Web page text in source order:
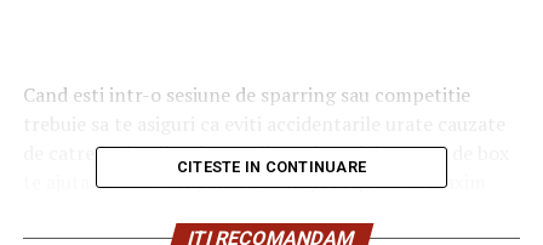
Cand esti intr-o sesiune de sparring sau competitie
de catre loviturile adversarilor tai. Astfel o casca de box
te ajuta in acest fel pentru ca iti protejeaza la maxim
CITESTE IN CONTINUARE
ITI RECOMANDAM